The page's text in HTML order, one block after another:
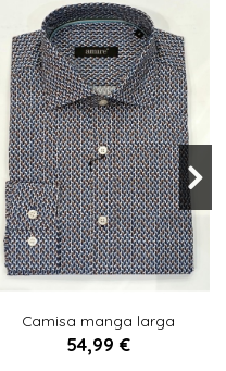
Camisa manga larga
estampada AZUL
54,99 €
Añadir al carrito